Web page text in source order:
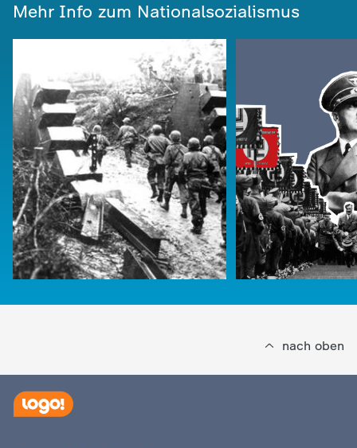
Mehr Info zum Nationalsozialismus
nach oben